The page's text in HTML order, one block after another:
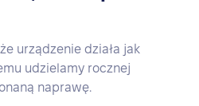
urządzenie działa jak
udzielamy rocznej
naprawę.